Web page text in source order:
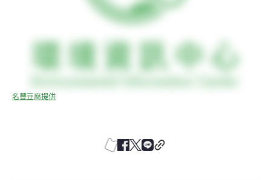
名豐豆腐提供